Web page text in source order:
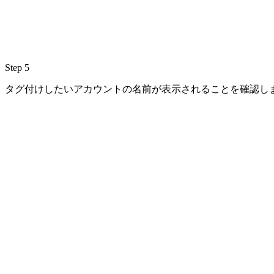
Step 5
タグ付けしたいアカウントの名前が表示されることを確認し